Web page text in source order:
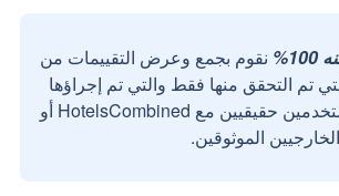
نقوم بجمع وعرض التقييمات من
تم التحقق منها فقط والتي تم إجراؤها
بواسطة مستخدمين حقيقيين مع HotelsCombined أو
الموثوقين.